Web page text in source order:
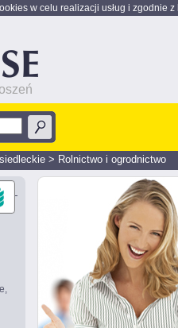
w celu realizacji usług i zgodnie z
> Rolnictwo i ogrodnictwo